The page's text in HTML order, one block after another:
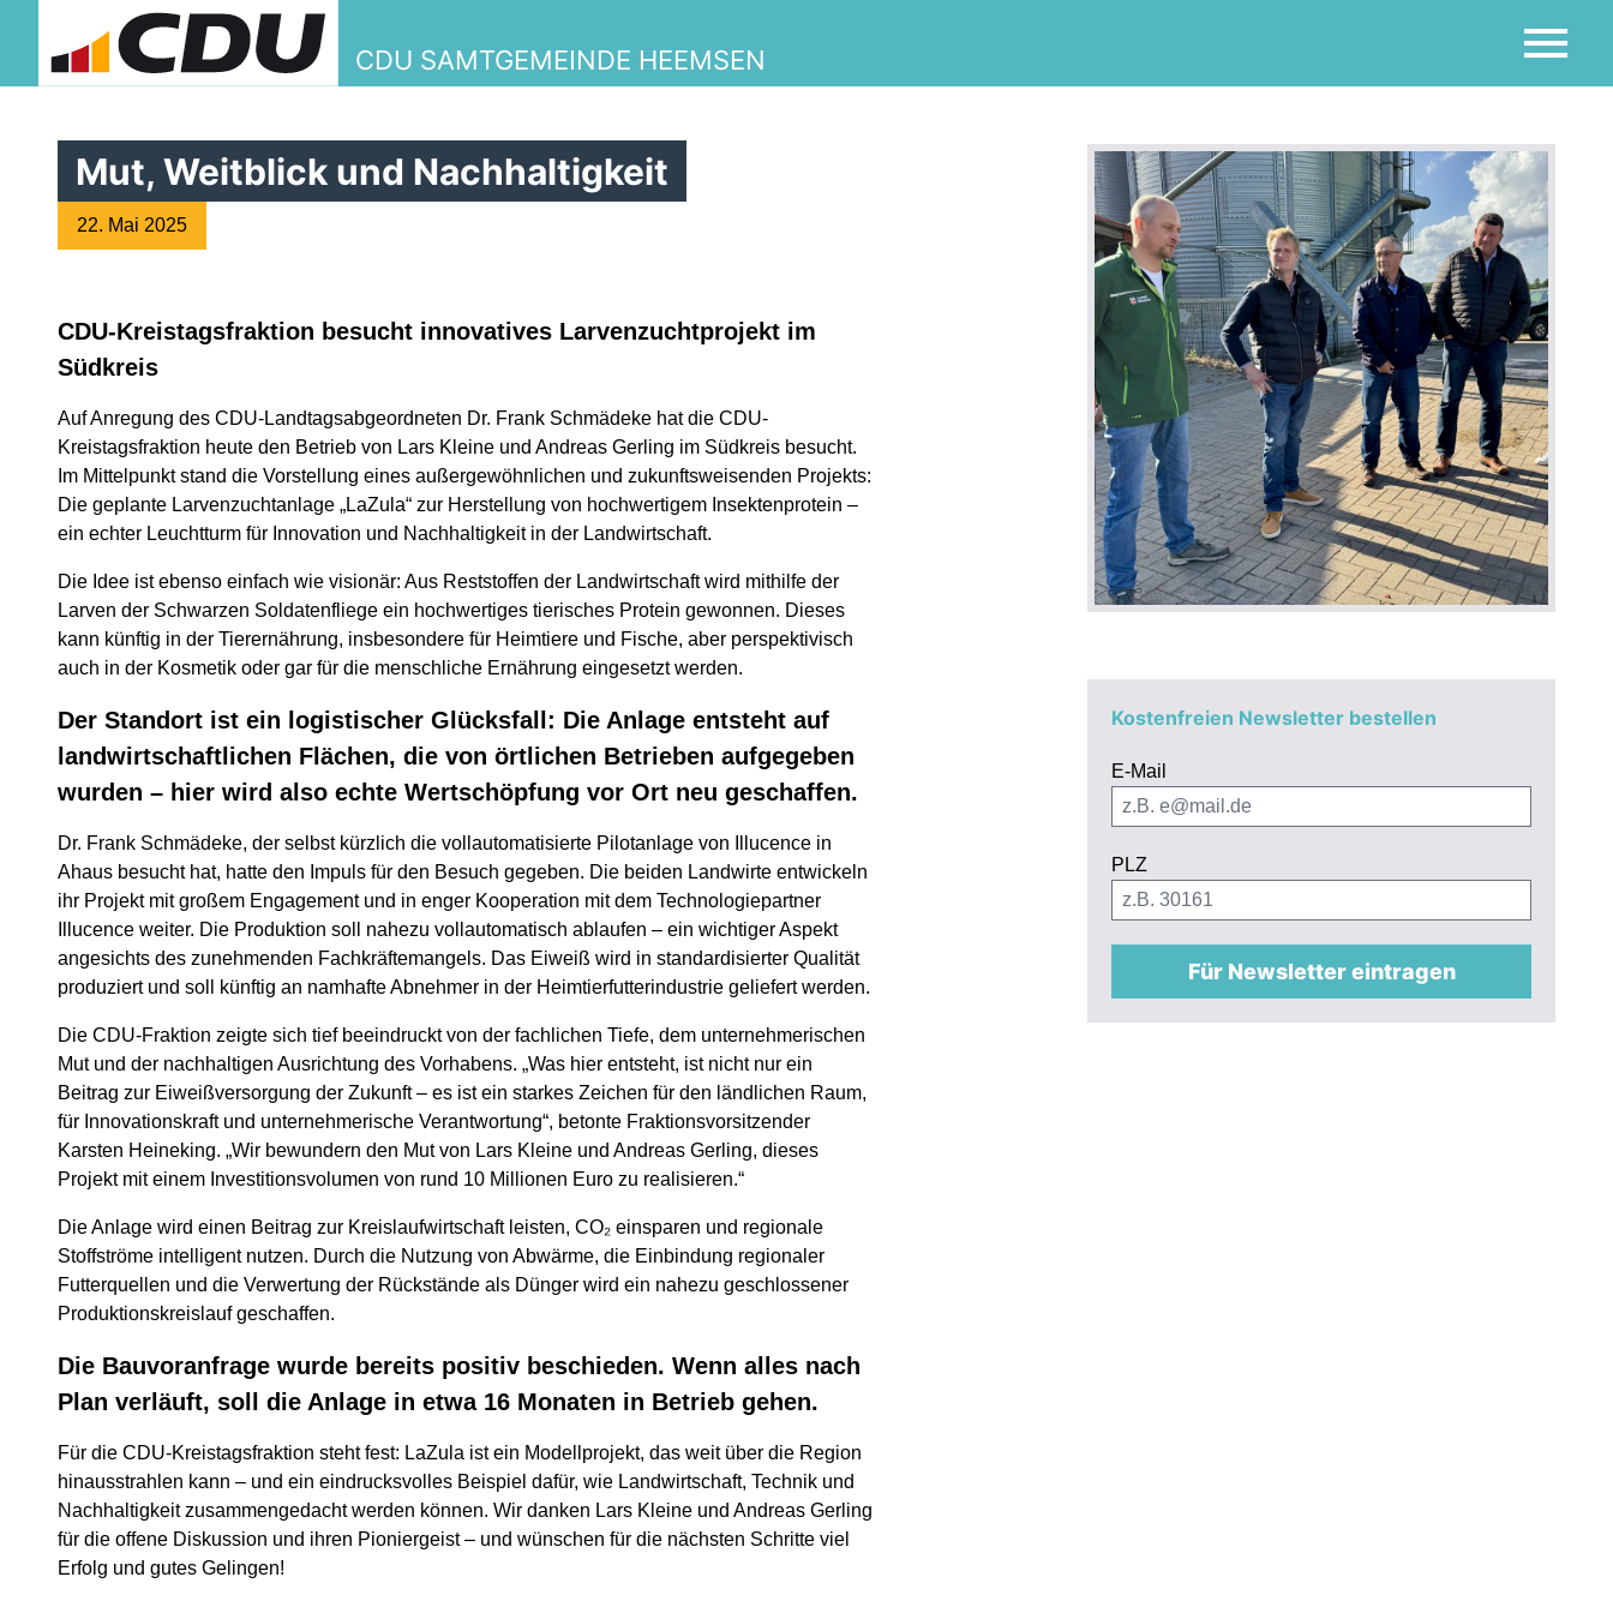
CDU SAMTGEMEINDE HEEMSEN
Kostenfreien Newsletter bestellen
E-Mail
PLZ
Für Newsletter eintragen
Mut, Weitblick und Nachhaltigkeit
22. Mai 2025
CDU-Kreistagsfraktion besucht innovatives Larvenzuchtprojekt im
Südkreis
Auf Anregung des CDU-Landtagsabgeordneten Dr. Frank Schmädeke hat die CDU-
Kreistagsfraktion heute den Betrieb von Lars Kleine und Andreas Gerling im Südkreis besucht.
Im Mittelpunkt stand die Vorstellung eines außergewöhnlichen und zukunftsweisenden Projekts:
Die geplante Larvenzuchtanlage „LaZula“ zur Herstellung von hochwertigem Insektenprotein –
ein echter Leuchtturm für Innovation und Nachhaltigkeit in der Landwirtschaft.
Die Idee ist ebenso einfach wie visionär: Aus Reststoffen der Landwirtschaft wird mithilfe der
Larven der Schwarzen Soldatenfliege ein hochwertiges tierisches Protein gewonnen. Dieses
kann künftig in der Tierernährung, insbesondere für Heimtiere und Fische, aber perspektivisch
auch in der Kosmetik oder gar für die menschliche Ernährung eingesetzt werden.
Der Standort ist ein logistischer Glücksfall: Die Anlage entsteht auf
landwirtschaftlichen Flächen, die von örtlichen Betrieben aufgegeben
wurden – hier wird also echte Wertschöpfung vor Ort neu geschaffen.
Dr. Frank Schmädeke, der selbst kürzlich die vollautomatisierte Pilotanlage von Illucence in
Ahaus besucht hat, hatte den Impuls für den Besuch gegeben. Die beiden Landwirte entwickeln
ihr Projekt mit großem Engagement und in enger Kooperation mit dem Technologiepartner
Illucence weiter. Die Produktion soll nahezu vollautomatisch ablaufen – ein wichtiger Aspekt
angesichts des zunehmenden Fachkräftemangels. Das Eiweiß wird in standardisierter Qualität
produziert und soll künftig an namhafte Abnehmer in der Heimtierfutterindustrie geliefert werden.
Die CDU-Fraktion zeigte sich tief beeindruckt von der fachlichen Tiefe, dem unternehmerischen
Mut und der nachhaltigen Ausrichtung des Vorhabens. „Was hier entsteht, ist nicht nur ein
Beitrag zur Eiweißversorgung der Zukunft – es ist ein starkes Zeichen für den ländlichen Raum,
für Innovationskraft und unternehmerische Verantwortung“, betonte Fraktionsvorsitzender
Karsten Heineking. „Wir bewundern den Mut von Lars Kleine und Andreas Gerling, dieses
Projekt mit einem Investitionsvolumen von rund 10 Millionen Euro zu realisieren.“
Die Anlage wird einen Beitrag zur Kreislaufwirtschaft leisten, CO₂ einsparen und regionale
Stoffströme intelligent nutzen. Durch die Nutzung von Abwärme, die Einbindung regionaler
Futterquellen und die Verwertung der Rückstände als Dünger wird ein nahezu geschlossener
Produktionskreislauf geschaffen.
Die Bauvoranfrage wurde bereits positiv beschieden. Wenn alles nach
Plan verläuft, soll die Anlage in etwa 16 Monaten in Betrieb gehen.
Für die CDU-Kreistagsfraktion steht fest: LaZula ist ein Modellprojekt, das weit über die Region
hinausstrahlen kann – und ein eindrucksvolles Beispiel dafür, wie Landwirtschaft, Technik und
Nachhaltigkeit zusammengedacht werden können. Wir danken Lars Kleine und Andreas Gerling
für die offene Diskussion und ihren Pioniergeist – und wünschen für die nächsten Schritte viel
Erfolg und gutes Gelingen!